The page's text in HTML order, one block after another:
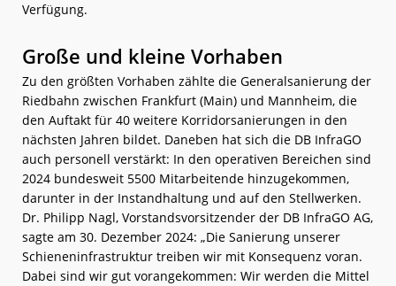
Verfügung.
Große und kleine Vorhaben
Zu den größten Vorhaben zählte die Generalsanierung der
Riedbahn zwischen Frankfurt (Main) und Mannheim, die
den Auftakt für 40 weitere Korridorsanierungen in den
nächsten Jahren bildet. Daneben hat sich die DB InfraGO
auch personell verstärkt: In den operativen Bereichen sind
2024 bundesweit 5500 Mitarbeitende hinzugekommen,
darunter in der Instandhaltung und auf den Stellwerken.
Dr. Philipp Nagl, Vorstandsvorsitzender der DB InfraGO AG,
sagte am 30. Dezember 2024: „Die Sanierung unserer
Schieneninfrastruktur treiben wir mit Konsequenz voran.
Dabei sind wir gut vorangekommen: Wir werden die Mittel